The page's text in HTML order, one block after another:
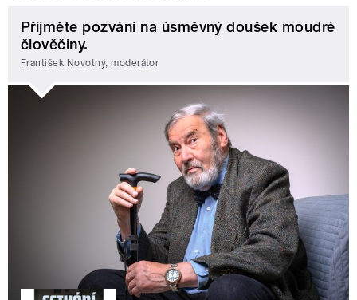
Přijměte pozvání na úsměvný doušek moudré
člověčiny.
František Novotný, moderátor